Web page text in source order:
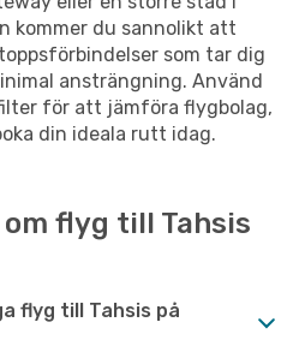
kommer du sannolikt att
som tar dig
ansträngning. Använd
för att jämföra flygbolag,
din ideala rutt idag.
flyg till Tahsis
flyg till Tahsis på